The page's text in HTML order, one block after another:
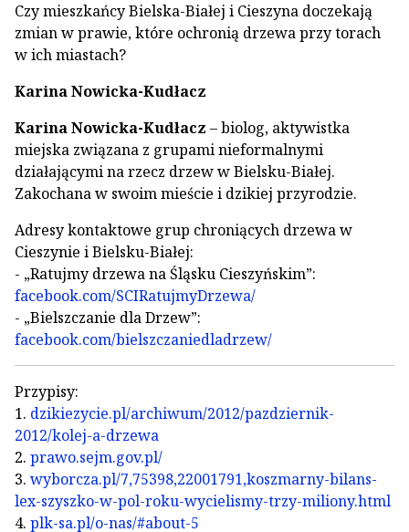
Czy mieszkańcy Bielska-Białej i Cieszyna doczekają
zmian w prawie, które ochronią drzewa przy torach
w ich miastach?
Karina Nowicka-Kudłacz
Karina Nowicka-Kudłacz – biolog, aktywistka
miejska związana z grupami nieformalnymi
działającymi na rzecz drzew w Bielsku-Białej.
Zakochana w swoim mieście i dzikiej przyrodzie.
Adresy kontaktowe grup chroniących drzewa w
Cieszynie i Bielsku-Białej:
- „Ratujmy drzewa na Śląsku Cieszyńskim”:
facebook.com/SCIRatujmyDrzewa/
- „Bielszczanie dla Drzew”:
facebook.com/bielszczaniedladrzew/
Przypisy:
1. dzikiezycie.pl/archiwum/2012/pazdziernik-
2012/kolej-a-drzewa
2. prawo.sejm.gov.pl/
3. wyborcza.pl/7,75398,22001791,koszmarny-bilans-
lex-szyszko-w-pol-roku-wycielismy-trzy-miliony.html
4. plk-sa.pl/o-nas/#about-5